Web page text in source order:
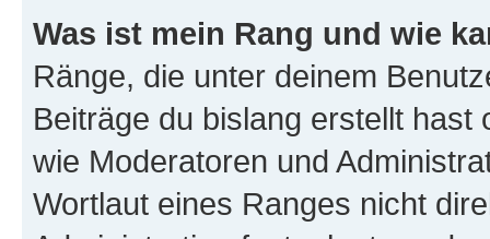
Was ist mein Rang und wie
Ränge, die unter deinem
Beiträge du bislang erstellt
wie Moderatoren und
Wortlaut eines Ranges nicht